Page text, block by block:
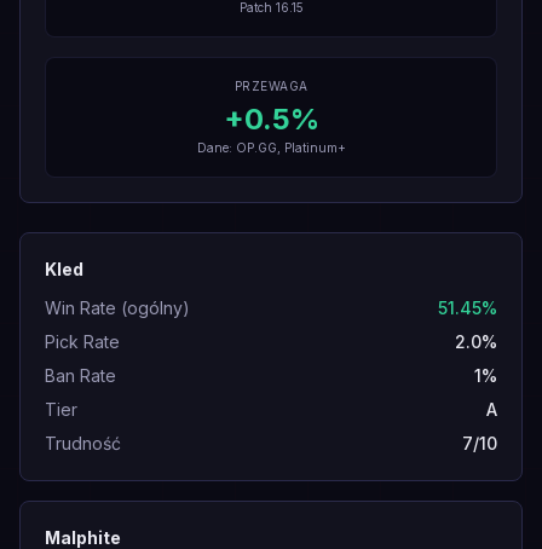
Patch 16.15
PRZEWAGA
+0.5%
Dane: OP.GG, Platinum+
Kled
Win Rate (ogólny)
51.45%
Pick Rate
2.0%
Ban Rate
1%
Tier
A
Trudność
7/10
Malphite